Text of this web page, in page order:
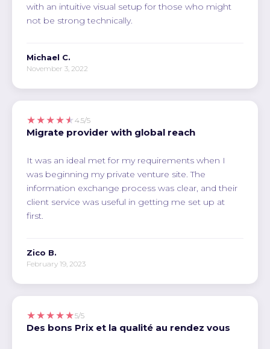
with an intuitive visual setup for those who might
not be strong technically.
Michael C.
November 3, 2022
★★★★★ 4.5/5
Migrate provider with global reach
It was an ideal met for my requirements when I
was beginning my private venture site. The
information exchange process was clear, and their
client service was useful in getting me set up at
first.
Zico B.
February 19, 2023
★★★★★5/5
Des bons Prix et la qualité au rendez vous